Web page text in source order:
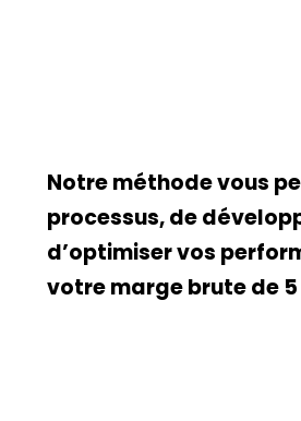
Notre méthode vous
processus, de
d’optimiser vos
votre marge brute de 5